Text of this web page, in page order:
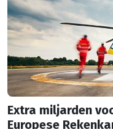
Extra miljarden
Europese